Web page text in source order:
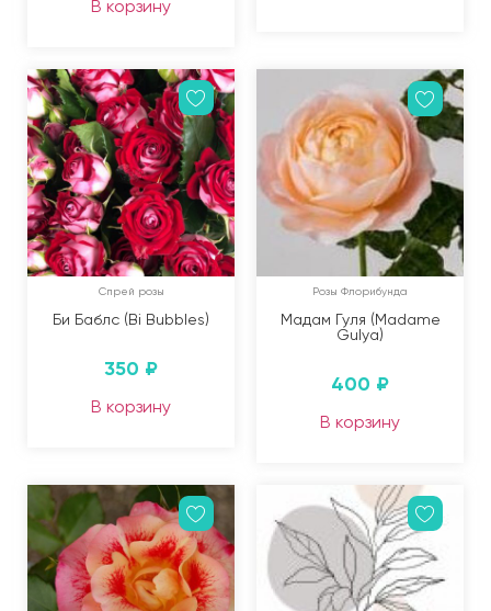
В корзину
Спрей розы
Би Баблс (Bi Bubbles)
350 ₽
В корзину
Розы Флорибунда
Мадам Гуля (Madame
Gulya)
400 ₽
В корзину